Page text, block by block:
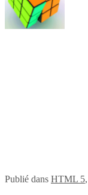
Publié dans HTML 5,